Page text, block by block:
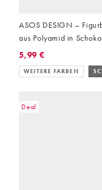
ASOS DESIGN –
aus Polyamid in
5,99 €
WEITERE FARBEN
Deal